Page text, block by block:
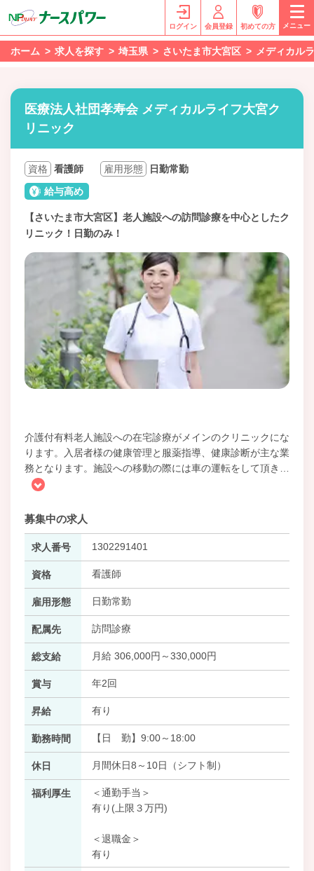
ログイン 会員登録 初めての方 メニュー
ホーム 求人を探す 埼玉県 さいたま市大宮区 メディカル
医療法人社団孝寿会 メディカルライフ大宮ク
リニック
資格 看護師 雇用形態
日勤常勤
給与高め
【さいたま市大宮区】老人施設への訪問診療を中心としたク
リニック！日勤のみ！
介護付有料老人施設への在宅診療がメインのクリニックにな
ります。入居者様の健康管理と服薬指導、健康診断が主な業
務となります。施設への移動の際には車の運転をして頂き
募集中の求人
求人番号 1302291401
資格 看護師
雇用形態 日勤常勤
配属先 訪問診療
総支給 月給 306,000円～330,000円
賞与 年2回
昇給 有り
勤務時間 【日 勤】9:00～18:00
休日 月間休日8～10日（シフト制）
福利厚生
＜通勤手当＞
有り(上限３万円)
＜退職金＞
有り